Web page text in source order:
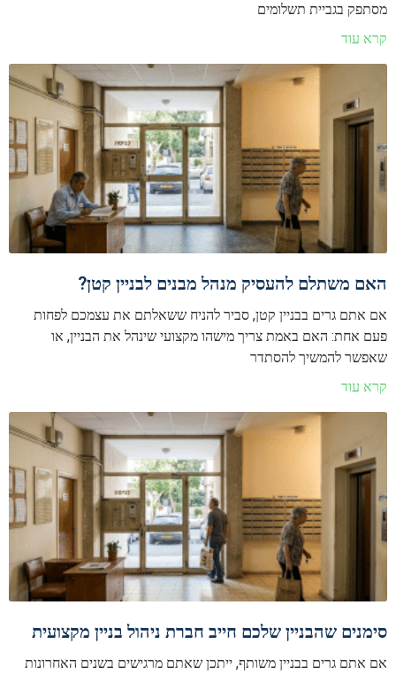
מסתפק בגביית תשלומים
קרא עוד
האם משתלם להעסיק מנהל מבנים לבניין קטן?
אם אתם גרים בבניין קטן, סביר להניח ששאלתם את עצמכם לפחות
פעם אחת: האם באמת צריך מישהו מקצועי שינהל את הבניין, או
שאפשר להמשיך להסתדר
קרא עוד
סימנים שהבניין שלכם חייב חברת ניהול בניין מקצועית
אם אתם גרים בבניין משותף, ייתכן שאתם מרגישים בשנים האחרונות